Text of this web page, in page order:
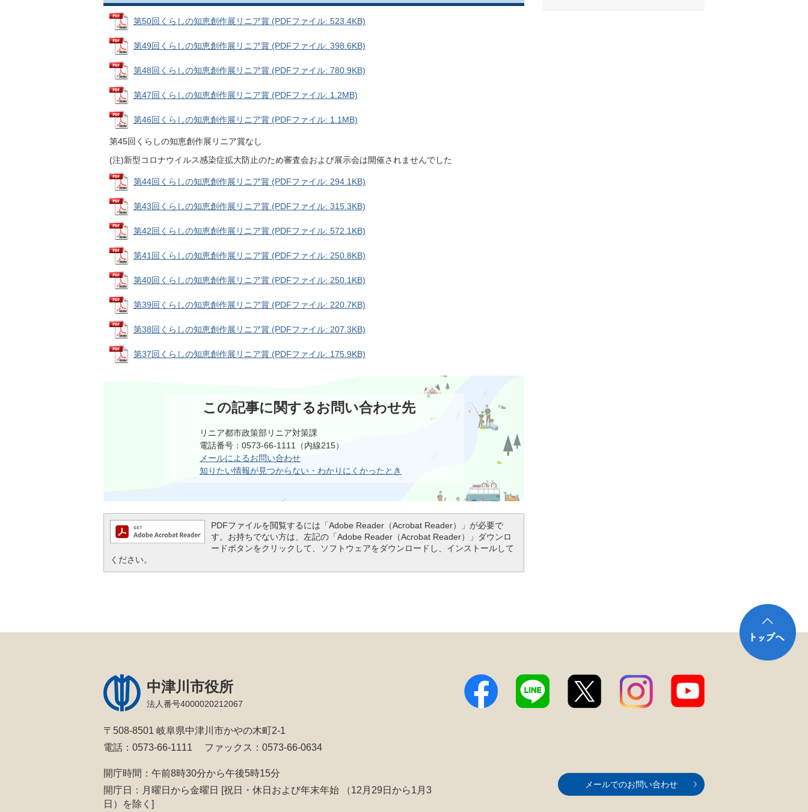
第50回くらしの知恵創作展リニア賞 (PDFファイル: 523.4KB)
第49回くらしの知恵創作展リニア賞 (PDFファイル: 398.6KB)
第48回くらしの知恵創作展リニア賞 (PDFファイル: 780.9KB)
第47回くらしの知恵創作展リニア賞 (PDFファイル: 1.2MB)
第46回くらしの知恵創作展リニア賞 (PDFファイル: 1.1MB)
第45回くらしの知恵創作展リニア賞なし
(注)新型コロナウイルス感染症拡大防止のため審査会および展示会は開催されませんでした
第44回くらしの知恵創作展リニア賞 (PDFファイル: 294.1KB)
第43回くらしの知恵創作展リニア賞 (PDFファイル: 315.3KB)
第42回くらしの知恵創作展リニア賞 (PDFファイル: 572.1KB)
第41回くらしの知恵創作展リニア賞 (PDFファイル: 250.8KB)
第40回くらしの知恵創作展リニア賞 (PDFファイル: 250.1KB)
第39回くらしの知恵創作展リニア賞 (PDFファイル: 220.7KB)
第38回くらしの知恵創作展リニア賞 (PDFファイル: 207.3KB)
第37回くらしの知恵創作展リニア賞 (PDFファイル: 175.9KB)
この記事に関するお問い合わせ先
リニア都市政策部リニア対策課
電話番号：0573-66-1111（内線215）
メールによるお問い合わせ
知りたい情報が見つからない・わかりにくかったとき
PDFファイルを閲覧するには「Adobe Reader（Acrobat Reader）」が必要で
す。お持ちでない方は、左記の「Adobe Reader（Acrobat Reader）」ダウンロ
ードボタンをクリックして、ソフトウェアをダウンロードし、インストールして
ください。
中津川市役所
法人番号4000020212067
〒508-8501 岐阜県中津川市かやの木町2-1
電話：0573-66-1111
ファックス：0573-66-0634
開庁時間：午前8時30分から午後5時15分
開庁日：月曜日から金曜日 [祝日・休日および年末年始
（12月29日から1月3
日）を除く]
メールでのお問い合わせ